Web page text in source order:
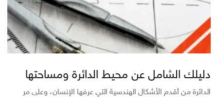
دليلك الشامل عن محيط الدائرة ومساحتها
الدائرة من أقدم الأشكال الهندسية التي عرفها الإنسان، وعلى مر